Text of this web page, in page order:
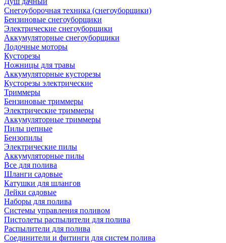
Снегоуборочная техника (снегоуборщики)
Бензиновые снегоуборщики
Электрические снегоуборщики
Аккумуляторные снегоуборщики
Лодочные моторы
Кусторезы
Ножницы для травы
Аккумуляторные кусторезы
Кусторезы электрические
Триммеры
Бензиновые триммеры
Электрические триммеры
Аккумуляторные триммеры
Пилы цепные
Бензопилы
Электрические пилы
Аккумуляторные пилы
Все для полива
Шланги садовые
Катушки для шлангов
Лейки садовые
Наборы для полива
Системы управления поливом
Пистолеты распылители для полива
Распылители для полива
Соединители и фитинги для систем полива